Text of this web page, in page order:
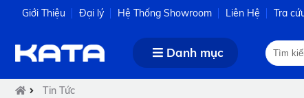
Giới Thiệu Đại lý Hệ Thống Showroom Liên Hệ Tra
Danh mục
Tin Tức